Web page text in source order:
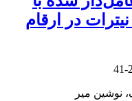
در ارقام
نوشین میر